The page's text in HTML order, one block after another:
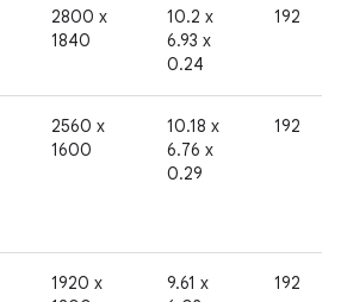
2800 x
1840
10.2 x
6.93 x
0.24
192
2560 x
1600
10.18 x
6.76 x
0.29
192
1920 x
9.61 x
192